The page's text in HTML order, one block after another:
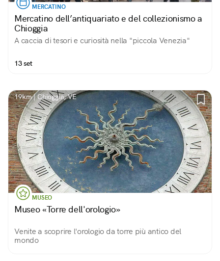
MERCATINO
Mercatino dell’antiquariato e del collezionismo a
Chioggia
A caccia di tesori e curiosità nella "piccola Venezia"
13 set
19km | Chioggia, VE
MUSEO
Museo «Torre dell'orologio»
Venite a scoprire l'orologio da torre più antico del
mondo